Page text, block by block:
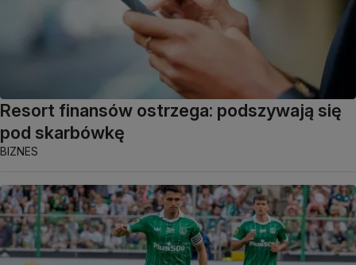
Resort finansów ostrzega: podszywają się
pod skarbówkę
BIZNES